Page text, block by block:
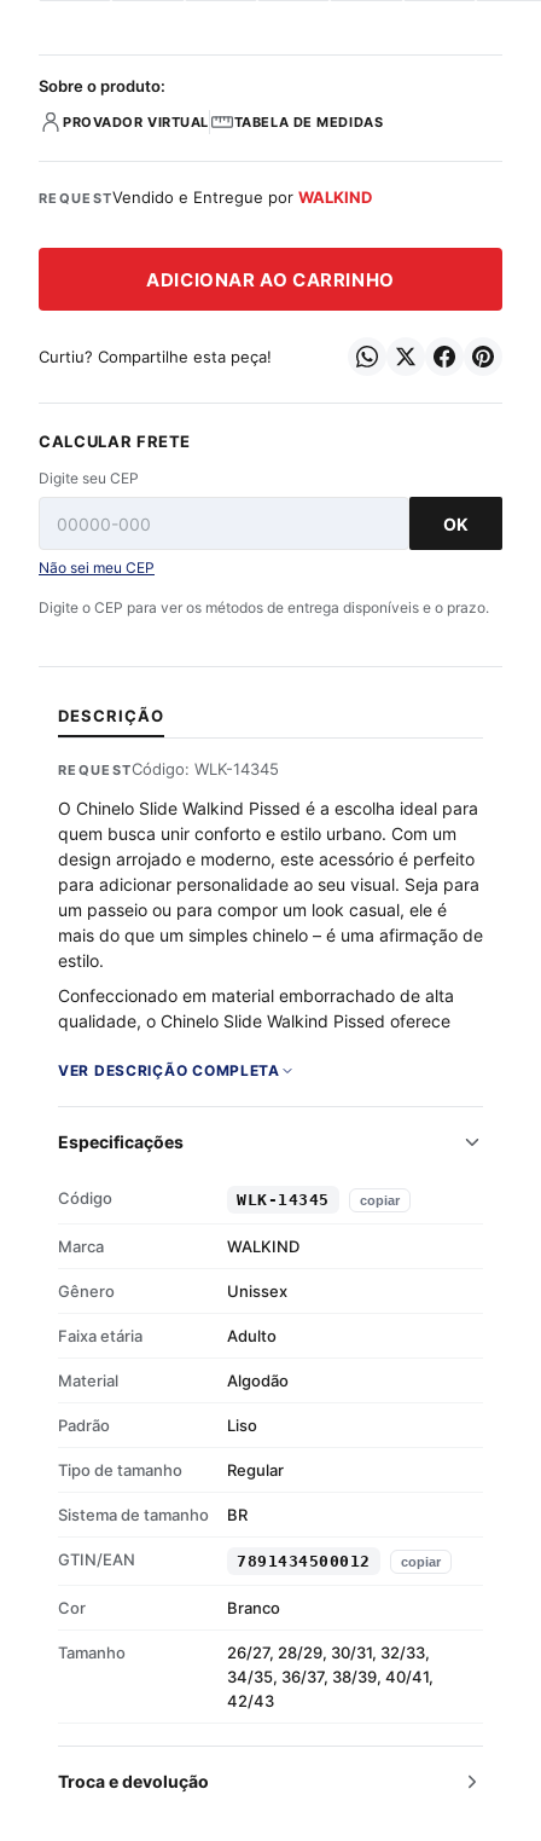
Sobre o produto:
PROVADOR VIRTUAL TABELA DE MEDIDAS
REQUESTVendido e Entregue porWALKIND
ADICIONAR AO CARRINHO
Curtiu? Compartilhe esta peça!
CALCULAR FRETE
Digite seu CEP
OK
Não sei meu CEP
Digite o CEP para ver os métodos de entrega disponíveis e o prazo.
DESCRIÇÃO
REQUESTCódigo: WLK-14345
O Chinelo Slide Walkind Pissed é a escolha ideal para
quem busca unir conforto e estilo urbano. Com um
design arrojado e moderno, este acessório é perfeito
para adicionar personalidade ao seu visual. Seja para
um passeio ou para compor um look casual, ele é
mais do que um simples chinelo – é uma afirmação de
estilo.
Confeccionado em material emborrachado de alta
qualidade, o Chinelo Slide Walkind Pissed oferece
antiderrapante garante estabilidade e segurança em
Material: Borracha – resistência e durabilidade
Cor: Preto/Branco – versatilidade para qualquer
VER DESCRIÇÃO COMPLETA
Especificações
Código WLK-14345 copiar
Marca WALKIND
Gênero Unissex
Faixa etária Adulto
Material Algodão
Padrão Liso
Tipo de tamanho Regular
Sistema de tamanho BR
GTIN/EAN 7891434500012 copiar
Cor Branco
Tamanho
26/27, 28/29, 30/31, 32/33,
34/35, 36/37, 38/39, 40/41,
42/43
Troca e devolução